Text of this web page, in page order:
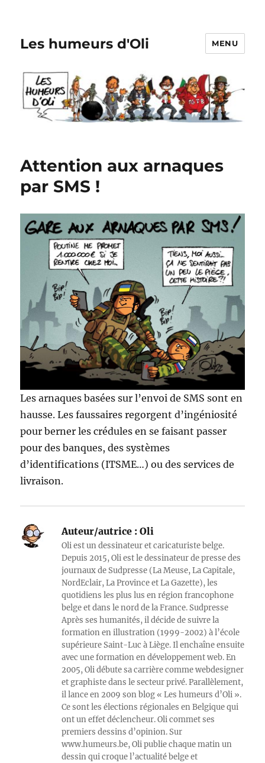
Les humeurs d'Oli MENU
Attention aux arnaques
par SMS !
Les arnaques basées sur l’envoi de SMS sont en
hausse. Les faussaires regorgent d’ingéniosité
pour berner les crédules en se faisant passer
pour des banques, des systèmes
d’identifications (ITSME…) ou des services de
livraison.
Auteur/autrice : Oli
Oli est un dessinateur et caricaturiste belge.
Depuis 2015, Oli est le dessinateur de presse des
journaux de Sudpresse (La Meuse, La Capitale,
NordEclair, La Province et La Gazette), les
quotidiens les plus lus en région francophone
belge et dans le nord de la France. Sudpresse
Après ses humanités, il décide de suivre la
formation en illustration (1999-2002) à l’école
supérieure Saint-Luc à Liège. Il enchaîne ensuite
avec une formation en développement web. En
2005, Oli débute sa carrière comme webdesigner
et graphiste dans le secteur privé. Parallèlement,
il lance en 2009 son blog « Les humeurs d’Oli ».
Ce sont les élections régionales en Belgique qui
ont un effet déclencheur. Oli commet ses
premiers dessins d’opinion. Sur
www.humeurs.be, Oli publie chaque matin un
dessin qui croque l’actualité belge et